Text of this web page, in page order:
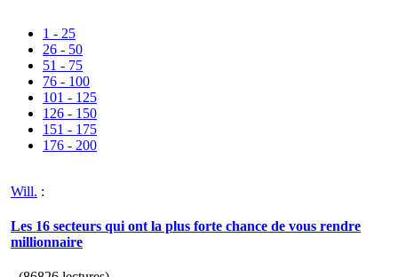
1 - 25
26 - 50
51 - 75
76 - 100
101 - 125
126 - 150
151 - 175
176 - 200
Will. :
Les 16 secteurs qui ont la plus forte chance de vous rendre
millionnaire